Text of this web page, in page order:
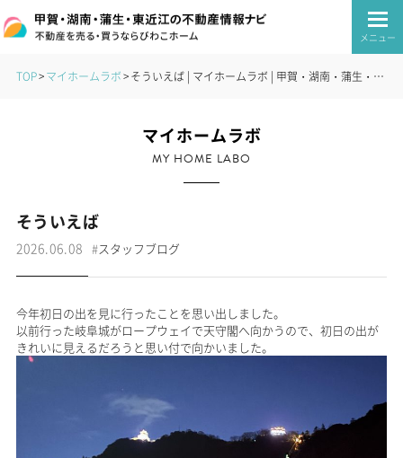
メニュー
TOP マイホームラボ そういえば | マイホームラボ | 甲賀・湖南・蒲生・東近江の不動産情報ナビ｜びわこホーム
マイホームラボ
MY HOME LABO
そういえば
2026.06.08 #スタッフブログ
今年初日の出を見に行ったことを思い出しました。
以前行った岐阜城がロープウェイで天守閣へ向かうので、初日の出が
きれいに見えるだろうと思い付で向かいました。